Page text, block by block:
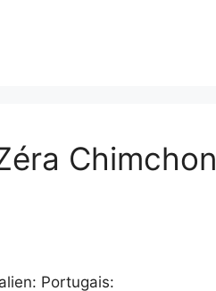
Chimchon
Portugais: